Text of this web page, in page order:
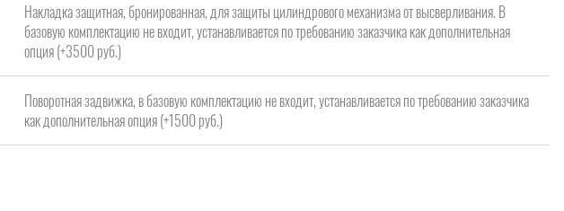
Накладка защитная, бронированная, для защиты цилиндрового механизма от высверливания. В
базовую комплектацию не входит, устанавливается по требованию заказчика как дополнительная
опция (+3500 руб.)
Поворотная задвижка, в базовую комплектацию не входит, устанавливается по требованию заказчика
как дополнительная опция (+1500 руб.)